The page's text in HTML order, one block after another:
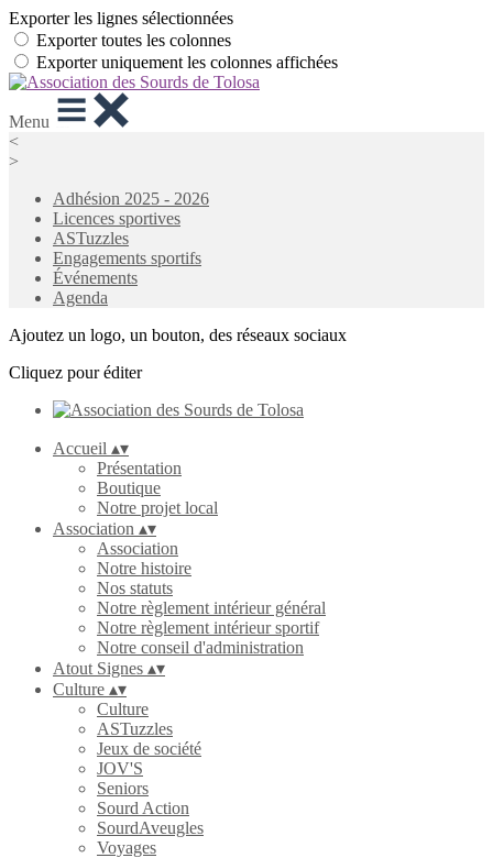
Exporter les lignes sélectionnées
Exporter toutes les colonnes
Exporter uniquement les colonnes affichées
Menu
<
>
Adhésion 2025 - 2026
Licences sportives
ASTuzzles
Engagements sportifs
Événements
Agenda
Ajoutez un logo, un bouton, des réseaux sociaux
Cliquez pour éditer
Accueil ▴▾
Présentation
Boutique
Notre projet local
Association ▴▾
Association
Notre histoire
Nos statuts
Notre règlement intérieur général
Notre règlement intérieur sportif
Notre conseil d'administration
Atout Signes ▴▾
Culture ▴▾
Culture
ASTuzzles
Jeux de société
JOV'S
Seniors
Sourd Action
SourdAveugles
Voyages